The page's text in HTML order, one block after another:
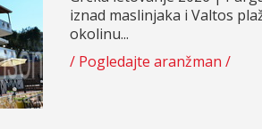
iznad maslinjaka i Valtos
okolinu...
/ Pogledajte aranžman /